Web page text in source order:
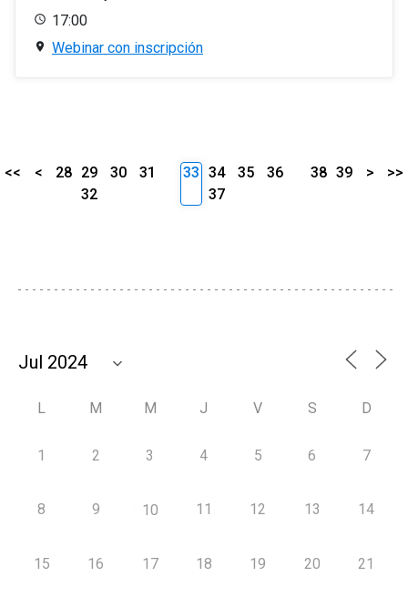
17:00
Webinar con inscripción
<< < 28 29 30
31
32
33 34 35
36
37
38 39 > >>
L M M J V S D
1 2 3 4 5 6 7
8 9 10 11 12 13 14
15 16 17 18 19 20 21